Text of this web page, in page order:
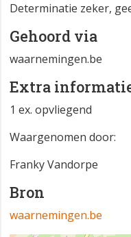
Determinatie zeker,
Gehoord via
waarnemingen.be
Extra
1 ex. opvliegend
Waargenomen door:
Franky Vandorpe
Bron
waarnemingen.be